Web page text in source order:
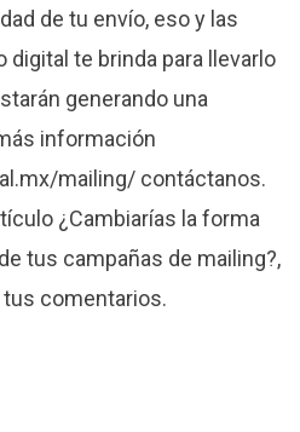
de tu envío, eso y las
te brinda para llevarlo
generando una
información
mailing/ contáctanos.
¿Cambiarías la forma
tus campañas de mailing?,
comentarios.